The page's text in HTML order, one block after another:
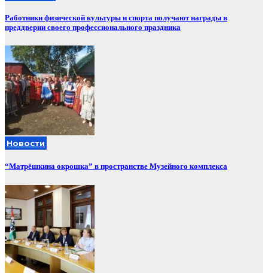
Работники физической культуры и спорта получают награды в
преддверии своего профессионального праздника
Новости
“Матрёшкина окрошка” в пространстве Музейного комплекса